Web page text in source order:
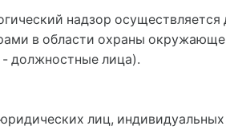
надзор
в области охраны
должностные лица).
лиц,